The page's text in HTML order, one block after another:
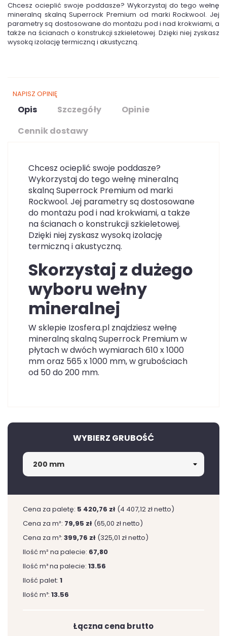
Chcesz ocieplić swoje poddasze? Wykorzystaj do tego wełnę
mineralną skalną Superrock Premium od marki Rockwool. Jej
parametry są dostosowane do montażu pod i nad krokwiami, a
także na ścianach o konstrukcji szkieletowej. Dzięki niej zyskasz
wysoką izolację termiczną i akustyczną.
NAPISZ OPINIĘ
Opis Szczegóły
Opinie
Cennik dostawy
Chcesz ocieplić swoje poddasze?
Wykorzystaj do tego wełnę mineralną
skalną Superrock Premium od marki
Rockwool. Jej parametry są dostosowane
do montażu pod i nad krokwiami, a także
na ścianach o konstrukcji szkieletowej.
Dzięki niej zyskasz wysoką izolację
termiczną i akustyczną.
Skorzystaj z dużego
wyboru wełny
mineralnej
W sklepie Izosfera.pl znajdziesz wełnę
mineralną skalną Superrock Premium w
płytach w dwóch wymiarach 610 x 1000
mm oraz 565 x 1000 mm, w grubościach
od 50 do 200 mm.
WYBIERZ GRUBOŚĆ
Cena za paletę: 5 420,76 zł (4 407,12 zł netto)
Cena za m²: 79,95 zł (65,00 zł netto)
Cena za m³: 399,76 zł (325,01 zł netto)
Ilość m² na palecie: 67,80
Ilość m³ na palecie: 13.56
Ilość palet: 1
Ilość m³: 13.56
Łączna cena brutto